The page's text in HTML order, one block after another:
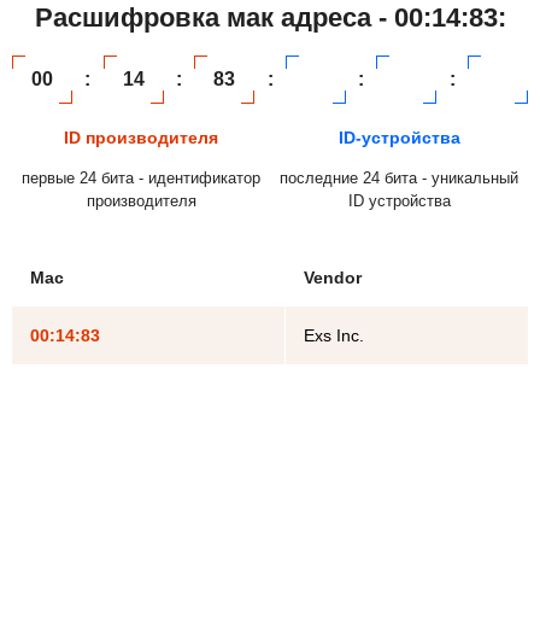
Расшифровка мак адреса - 00:14:83:
00 : 14 : 83 : : :
ID производителя
первые 24 бита - идентификатор
производителя
ID-устройства
последние 24 бита - уникальный
ID устройства
Mac Vendor
00:14:83 Exs Inc.